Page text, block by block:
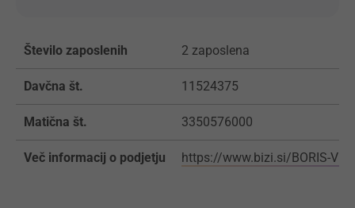
Število zaposlenih 2 zaposlena
Davčna št. 11524375
Matična št. 3350576000
Več informacij o podjetju https://www.bizi.si/BORIS-